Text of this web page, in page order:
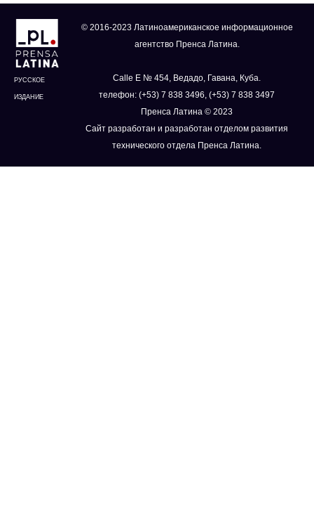
РУССКОЕ
ИЗДАНИЕ
© 2016-2023 Латиноамериканское информационное
агентство Пренса Латина.
Calle E № 454, Ведадо, Гавана, Куба.
телефон: (+53) 7 838 3496, (+53) 7 838 3497
Пренса Латина © 2023
Сайт разработан и разработан отделом развития
технического отдела Пренса Латина.